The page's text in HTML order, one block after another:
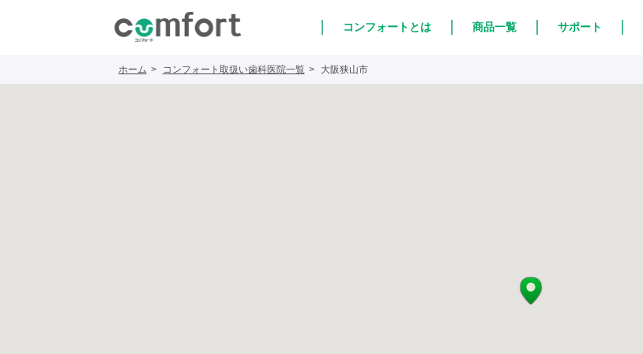
コンフォートとは 商品一覧 サポート
ホーム コンフォート取扱い歯科医院一覧 大阪狭山市